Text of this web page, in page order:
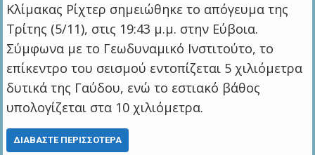
Κλίμακας Ρίχτερ σημειώθηκε το απόγευμα της
Τρίτης (5/11), στις 19:43 μ.μ. στην Εύβοια.
Σύμφωνα με το Γεωδυναμικό Ινστιτούτο, το
επίκεντρο του σεισμού εντοπίζεται 5 χιλιόμετρα
δυτικά της Γαύδου, ενώ το εστιακό βάθος
υπολογίζεται στα 10 χιλιόμετρα.
ΔΙΑΒΆΣΤΕ ΠΕΡΙΣΣΌΤΕΡΑ